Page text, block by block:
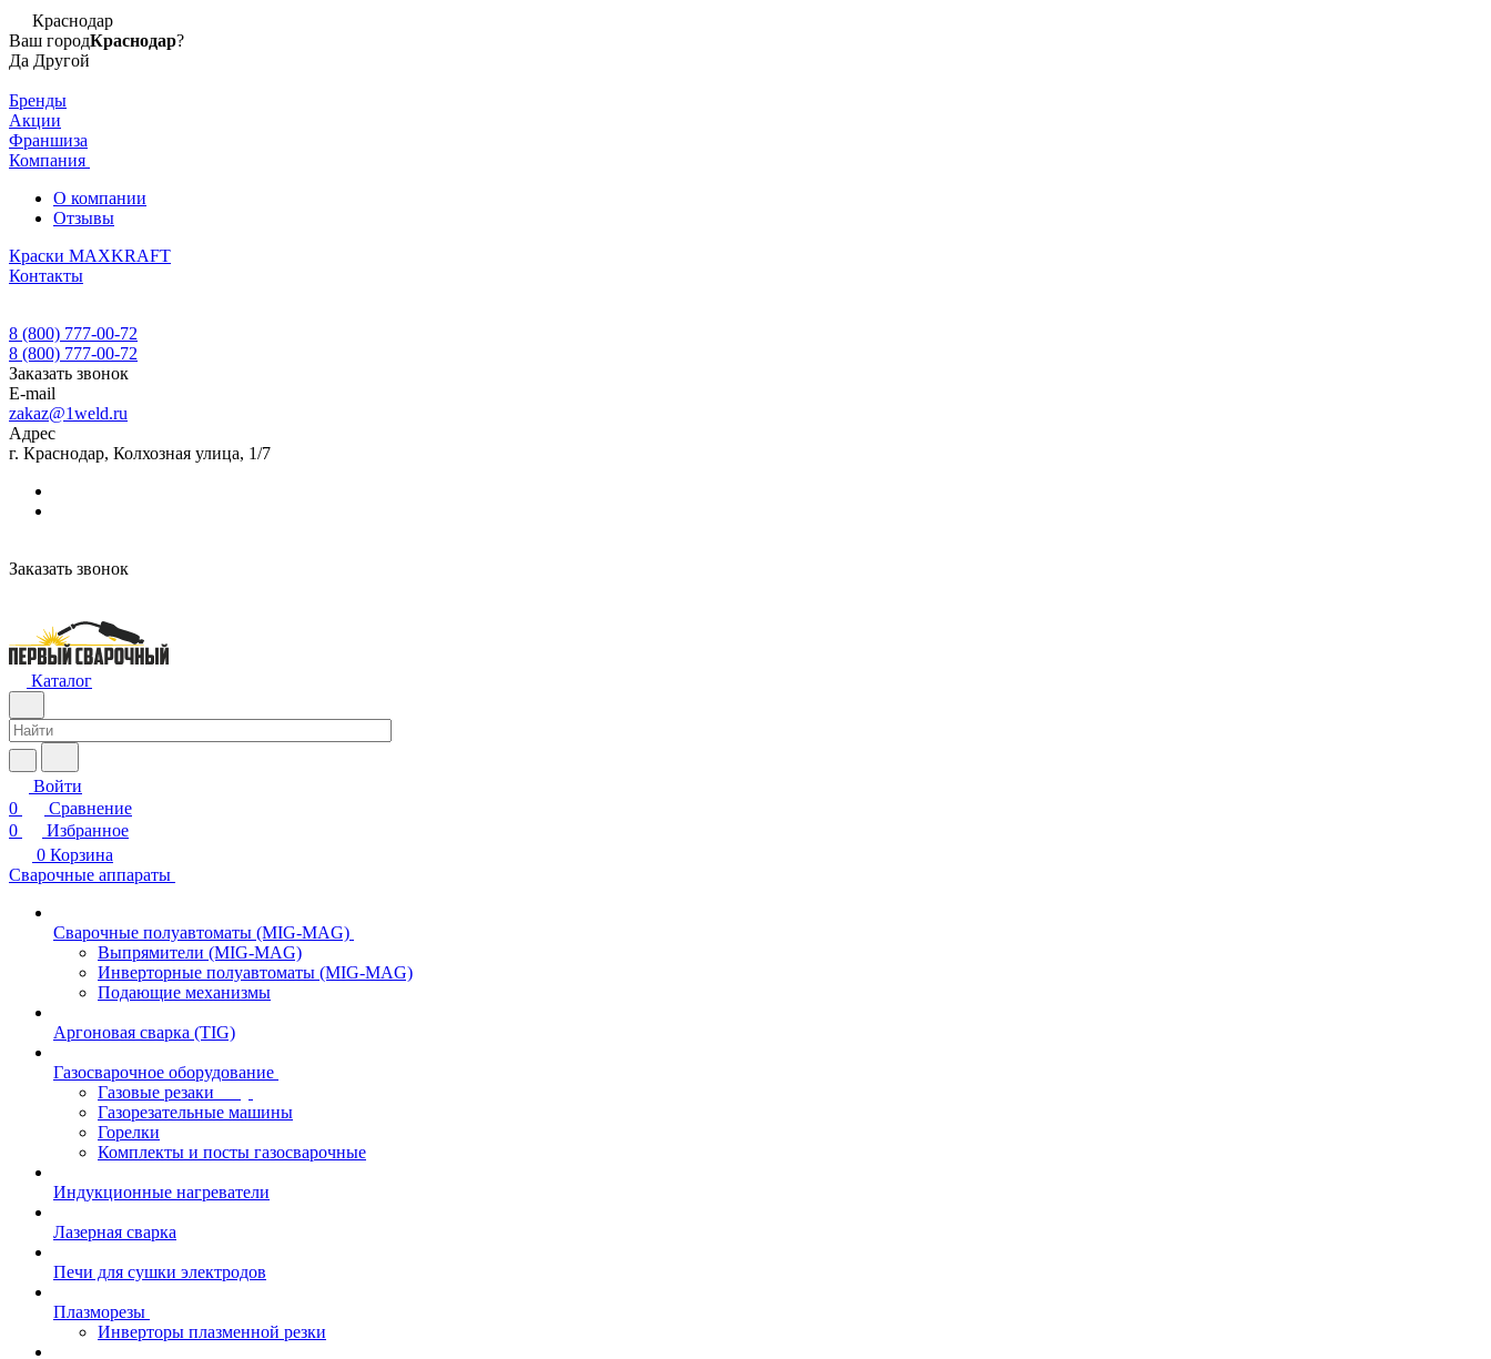
Краснодар
Ваш городКраснодар?
Да Другой
Бренды
Акции
Франшиза
Компания
О компании
Отзывы
Краски MAXKRAFT
Контакты
8 (800) 777-00-72
8 (800) 777-00-72
Заказать звонок
E-mail
zakaz@1weld.ru
Адрес
г. Краснодар, Колхозная улица, 1/7
Заказать звонок
Каталог
Войти
0
Сравнение
0
Избранное
0 Корзина
Сварочные аппараты
Сварочные полуавтоматы (MIG-MAG)
Выпрямители (MIG-MAG)
Инверторные полуавтоматы (MIG-MAG)
Подающие механизмы
Аргоновая сварка (TIG)
Газосварочное оборудование
Газовые резаки
Газорезательные машины
Горелки
Комплекты и посты газосварочные
Индукционные нагреватели
Лазерная сварка
Печи для сушки электродов
Плазморезы
Инверторы плазменной резки